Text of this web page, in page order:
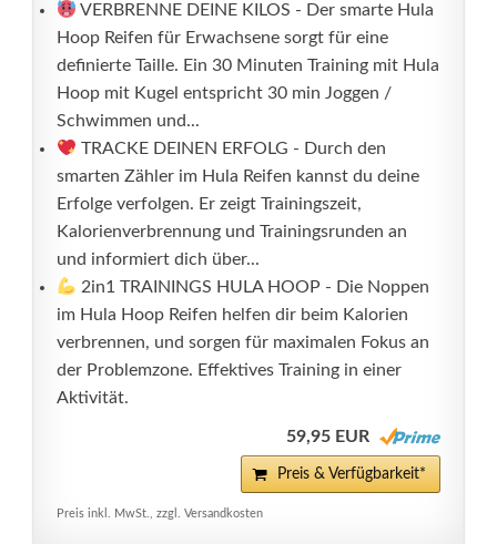
VERBRENNE DEINE KILOS - Der smarte Hula
Hoop Reifen für Erwachsene sorgt für eine
definierte Taille. Ein 30 Minuten Training mit Hula
Hoop mit Kugel entspricht 30 min Joggen /
Schwimmen und...
TRACKE DEINEN ERFOLG - Durch den
smarten Zähler im Hula Reifen kannst du deine
Erfolge verfolgen. Er zeigt Trainingszeit,
Kalorienverbrennung und Trainingsrunden an
und informiert dich über...
2in1 TRAININGS HULA HOOP - Die Noppen
im Hula Hoop Reifen helfen dir beim Kalorien
verbrennen, und sorgen für maximalen Fokus an
der Problemzone. Effektives Training in einer
Aktivität.
59,95 EUR
Preis & Verfügbarkeit*
Preis inkl. MwSt., zzgl. Versandkosten